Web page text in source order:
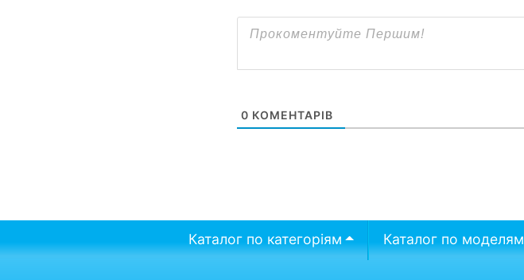
0 КОМЕНТАРІВ
Каталог по категоріям Каталог по моделям